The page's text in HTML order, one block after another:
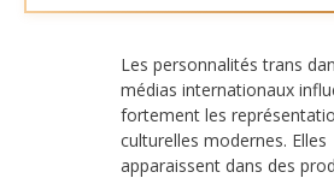
Les personnalités trans
médias internationaux
fortement les
culturelles modernes. Elles
apparaissent dans des